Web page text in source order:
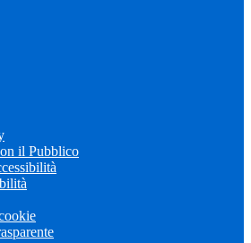
il Pubblico